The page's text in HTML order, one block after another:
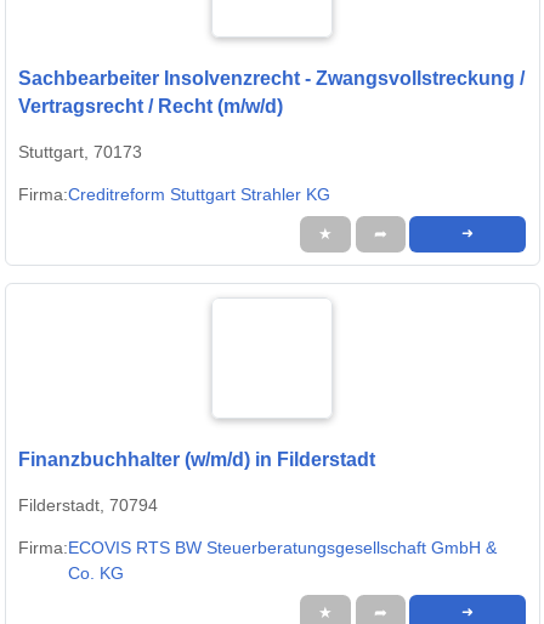
Sachbearbeiter Insolvenzrecht - Zwangsvollstreckung /
Vertragsrecht / Recht (m/w/d)
Stuttgart, 70173
Firma:Creditreform Stuttgart Strahler KG
★ ➦ ➜
Finanzbuchhalter (w/m/d) in Filderstadt
Filderstadt, 70794
Firma:ECOVIS RTS BW Steuerberatungsgesellschaft GmbH &
Co. KG
★ ➦ ➜